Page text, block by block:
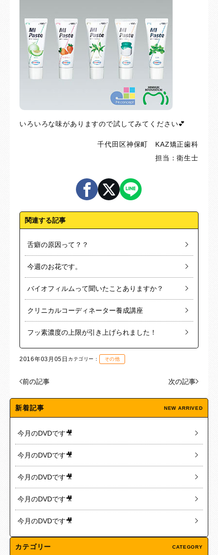
いろいろな味がありますので試してみてください💕
千代田区神保町 KAZ矯正歯科
担当：衛生士
関連する記事
舌癖の原因って？？
今週のお花です。
バイオフィルムって聞いたことありますか？
クリニカルコーディネーター養成講座
フッ素濃度の上限が引き上げられました！
2016年03月05日 カテゴリー： その他
前の記事 次の記事
新着記事 NEW ARRIVED
今月のDVDです🎥
今月のDVDです🎥
今月のDVDです🎥
今月のDVDです🎥
今月のDVDです🎥
カテゴリー CATEGORY